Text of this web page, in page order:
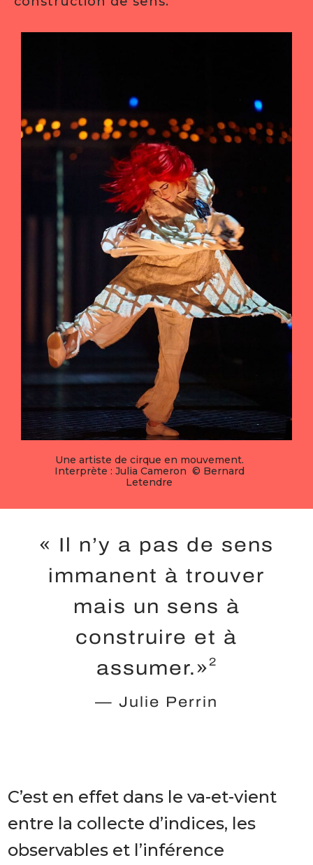
Une artiste de cirque en mouvement.
Interprète : Julia Cameron © Bernard
Letendre
« Il n’y a pas de sens
immanent à trouver
mais un sens à
construire et à
assumer.» 2
— Julie Perrin
C’est en effet dans le va-et-vient
entre la collecte d’indices, les
observables et l’inférence